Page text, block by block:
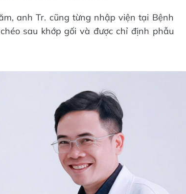
anh Tr. cũng từng nhập viện tại Bệnh
sau khớp gối và được chỉ định phẫu